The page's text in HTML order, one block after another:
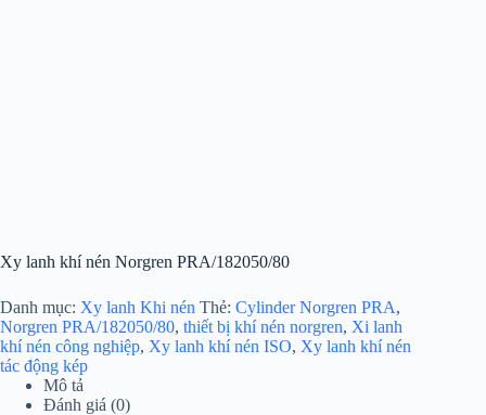
Xy lanh khí nén Norgren PRA/182050/80
Danh mục: Xy lanh Khi nén Thẻ: Cylinder Norgren PRA,
Norgren PRA/182050/80, thiết bị khí nén norgren, Xi lanh
khí nén công nghiệp, Xy lanh khí nén ISO, Xy lanh khí nén
tác động kép
Mô tả
Đánh giá (0)